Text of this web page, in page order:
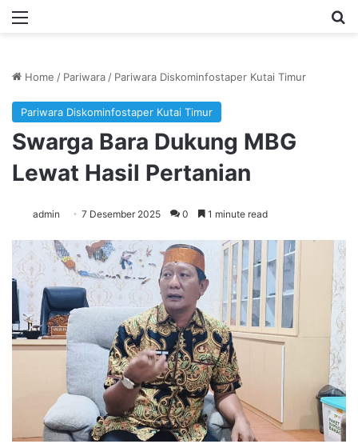
Menu
Home / Pariwara / Pariwara Diskominfostaper Kutai Timur
Pariwara Diskominfostaper Kutai Timur
Swarga Bara Dukung MBG
Lewat Hasil Pertanian
admin 7 Desember 2025 0 1 minute read